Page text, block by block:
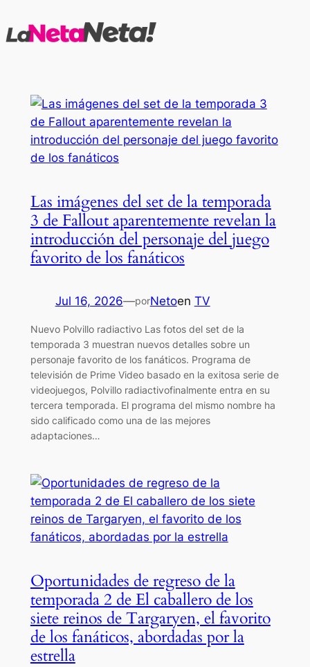
al
Las imágenes del set de la temporada
3 de Fallout aparentemente revelan la
introducción del personaje del juego
favorito de los fanáticos
Jul 16, 2026—porNetoen TV
Nuevo Polvillo radiactivo Las fotos del set de la
temporada 3 muestran nuevos detalles sobre un
personaje favorito de los fanáticos. Programa de
televisión de Prime Video basado en la exitosa serie de
videojuegos, Polvillo radiactivofinalmente entra en su
tercera temporada. El programa del mismo nombre ha
sido calificado como una de las mejores
adaptaciones…
Oportunidades de regreso de la
temporada 2 de El caballero de los
siete reinos de Targaryen, el favorito
de los fanáticos, abordadas por la
estrella